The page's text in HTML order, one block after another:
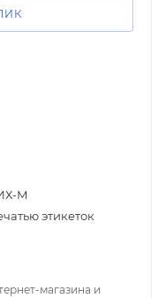
М
этикеток
магазина и